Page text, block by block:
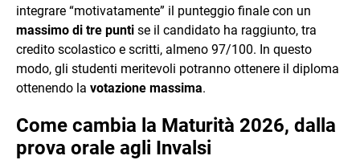
integrare “motivatamente” il punteggio finale con un
massimo di tre punti se il candidato ha raggiunto, tra
credito scolastico e scritti, almeno 97/100. In questo
modo, gli studenti meritevoli potranno ottenere il diploma
ottenendo la votazione massima.
Come cambia la Maturità 2026, dalla
prova orale agli Invalsi